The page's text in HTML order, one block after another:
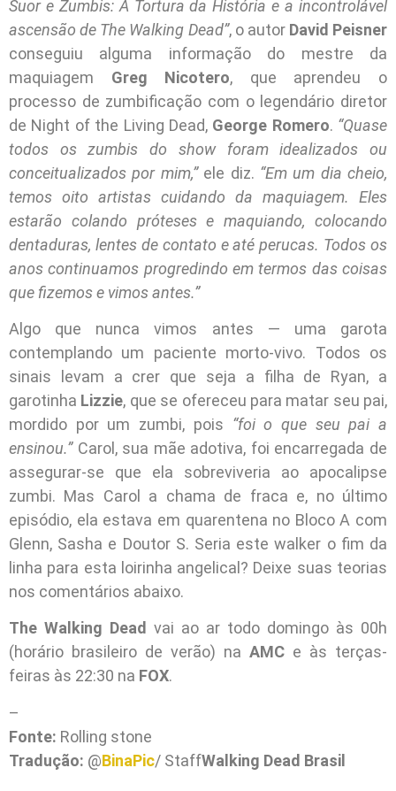
Suor e Zumbis: A Tortura da História e a incontrolável
ascensão de The Walking Dead”, o autor David Peisner
conseguiu alguma informação do mestre da
maquiagem Greg Nicotero, que aprendeu o
processo de zumbificação com o legendário diretor
de Night of the Living Dead, George Romero. “Quase
todos os zumbis do show foram idealizados ou
conceitualizados por mim,”ele diz. “Em um dia cheio,
temos oito artistas cuidando da maquiagem. Eles
estarão colando próteses e maquiando, colocando
dentaduras, lentes de contato e até perucas. Todos os
anos continuamos progredindo em termos das coisas
que fizemos e vimos antes.”
Algo que nunca vimos antes — uma garota
contemplando um paciente morto-vivo. Todos os
sinais levam a crer que seja a filha de Ryan, a
garotinha Lizzie, que se ofereceu para matar seu pai,
mordido por um zumbi, pois “foi o que seu pai a
ensinou.”Carol, sua mãe adotiva, foi encarregada de
assegurar-se que ela sobreviveria ao apocalipse
zumbi. Mas Carol a chama de fraca e, no último
episódio, ela estava em quarentena no Bloco A com
Glenn, Sasha e Doutor S. Seria este walker o fim da
linha para esta loirinha angelical? Deixe suas teorias
nos comentários abaixo.
The Walking Dead vai ao ar todo domingo às 00h
(horário brasileiro de verão) na AMC e às terças-
feiras às 22:30 na FOX.
–
Fonte: Rolling stone
Tradução: @BinaPic/ StaffWalking Dead Brasil